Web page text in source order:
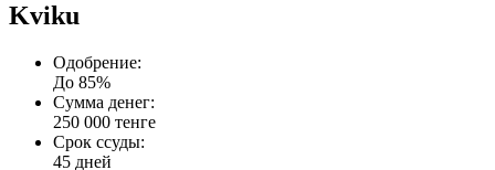
Kviku
Одобрение:
До 85%
Сумма денег:
250 000 тенге
Срок ссуды:
45 дней